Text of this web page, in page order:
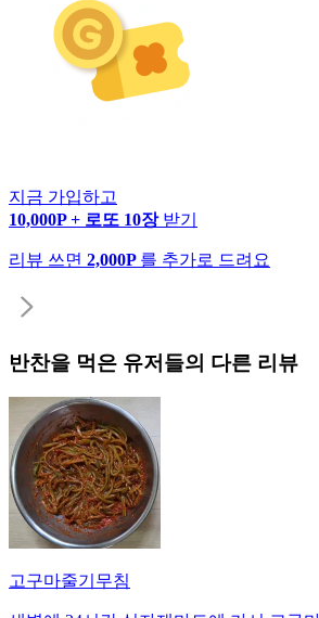
지금 가입하고
10,000P + 로또 10장 받기
리뷰 쓰면 2,000P 를 추가로 드려요
반찬을 먹은 유저들의 다른 리뷰
고구마줄기무침